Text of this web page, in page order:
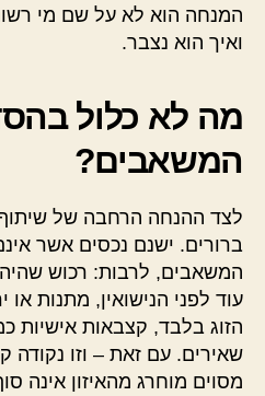
המנחה הוא לא על שם מי
ואיך הוא נצבר.
מה לא כלול
המשאבים?
לצד ההנחה הרחבה של
ברורים. ישנם נכסים אשר
המשאבים, לרבות: רכוש
עוד לפני הנישואין, מתנות או
הזוג בלבד, קצבאות אישיות
שאירים. עם זאת – וזו נקודה
מסוים מוחרג מהאיזון אינה